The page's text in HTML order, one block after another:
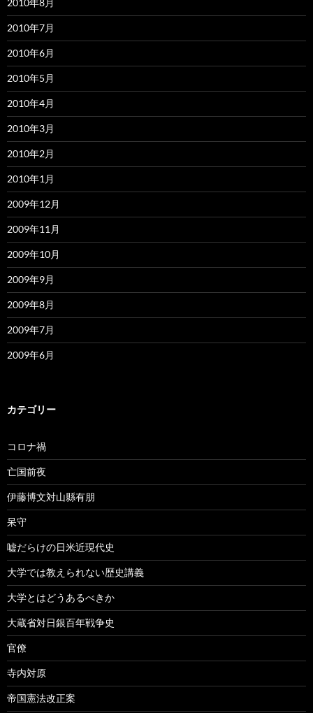
2010年7月
2010年6月
2010年5月
2010年4月
2010年3月
2010年2月
2010年1月
2009年12月
2009年11月
2009年10月
2009年9月
2009年8月
2009年7月
2009年6月
カテゴリー
コロナ禍
亡国前夜
伊藤博文対山縣有朋
呆守
嘘だらけの日米近現代史
大学では教えられない歴史講義
大学とはどうあるべきか
大蔵省対日銀百年戦争史
官僚
寺内対原
帝国憲法改正案